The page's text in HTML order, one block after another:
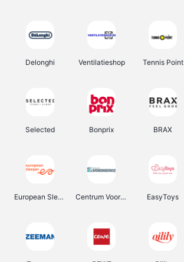
Delonghi Ventilatieshop Tennis Point
Selected Bonprix BRAX
European Sleeper Centrum Voor Avondonderwijs EasyToys